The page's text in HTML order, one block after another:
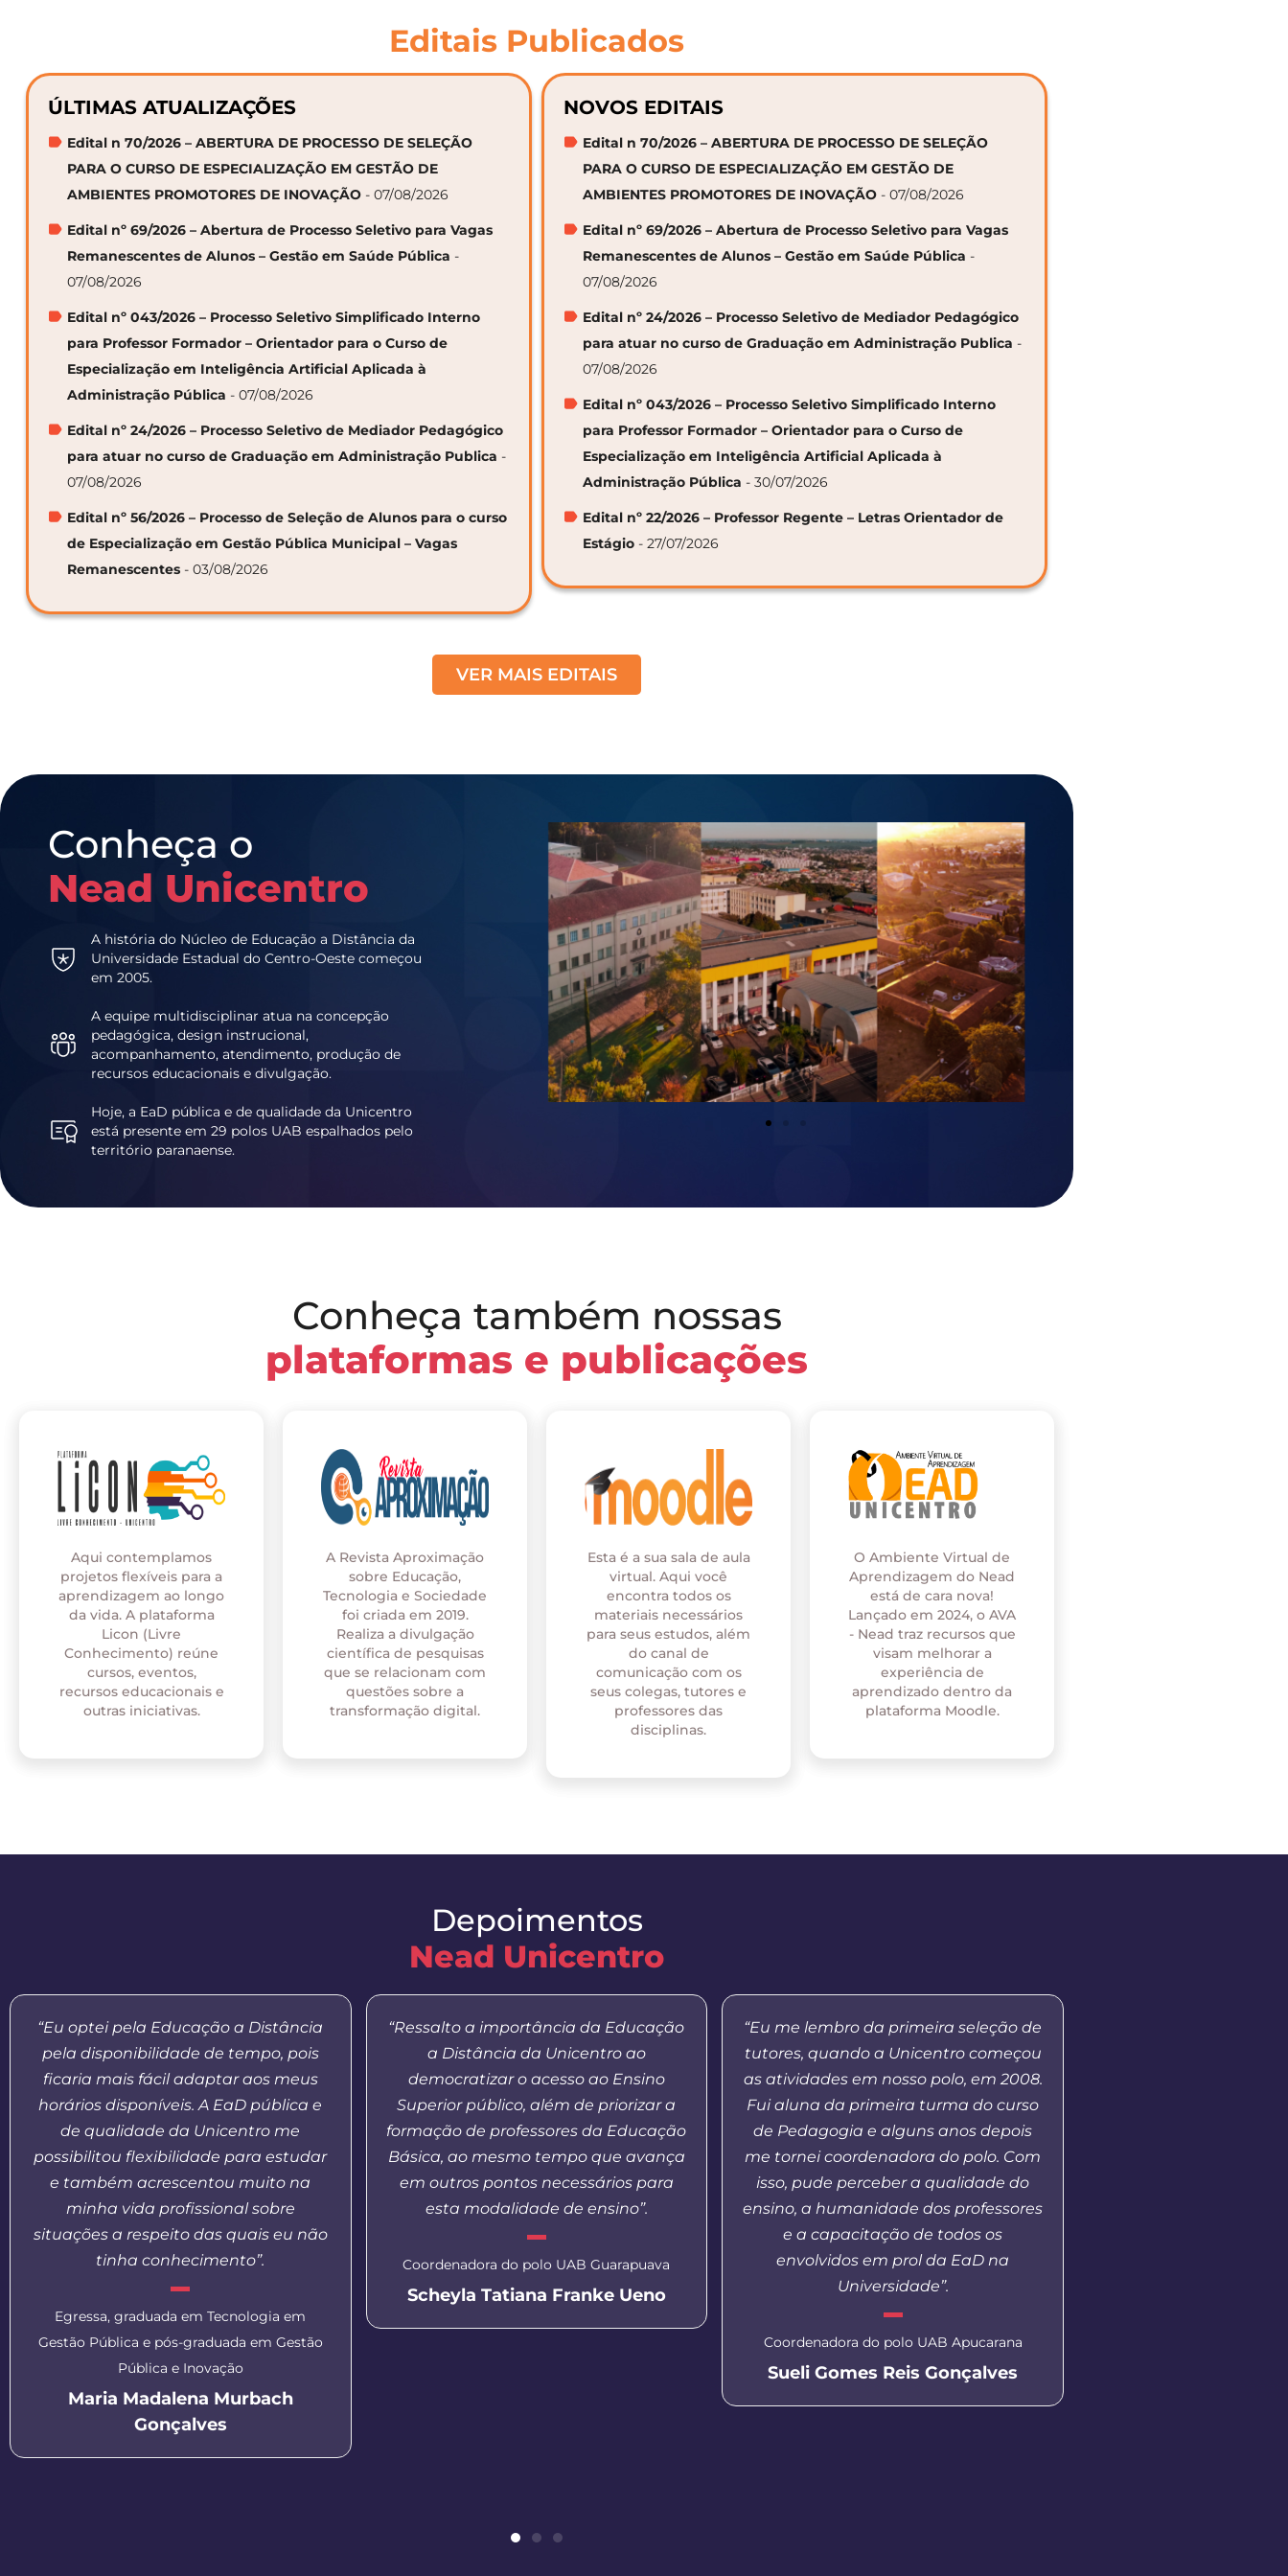
Editais Publicados
ÚLTIMAS ATUALIZAÇÕES
Edital n 70/2026 – ABERTURA DE PROCESSO DE SELEÇÃO
PARA O CURSO DE ESPECIALIZAÇÃO EM GESTÃO DE
AMBIENTES PROMOTORES DE INOVAÇÃO - 07/08/2026
Edital nº 69/2026 – Abertura de Processo Seletivo para Vagas
Remanescentes de Alunos – Gestão em Saúde Pública -
07/08/2026
Edital nº 043/2026 – Processo Seletivo Simplificado Interno
para Professor Formador – Orientador para o Curso de
Especialização em Inteligência Artificial Aplicada à
Administração Pública - 07/08/2026
Edital nº 24/2026 – Processo Seletivo de Mediador Pedagógico
para atuar no curso de Graduação em Administração Publica -
07/08/2026
Edital nº 56/2026 – Processo de Seleção de Alunos para o curso
de Especialização em Gestão Pública Municipal – Vagas
Remanescentes - 03/08/2026
NOVOS EDITAIS
Edital n 70/2026 – ABERTURA DE PROCESSO DE SELEÇÃO
PARA O CURSO DE ESPECIALIZAÇÃO EM GESTÃO DE
AMBIENTES PROMOTORES DE INOVAÇÃO - 07/08/2026
Edital nº 69/2026 – Abertura de Processo Seletivo para Vagas
Remanescentes de Alunos – Gestão em Saúde Pública -
07/08/2026
Edital nº 24/2026 – Processo Seletivo de Mediador Pedagógico
para atuar no curso de Graduação em Administração Publica -
07/08/2026
Edital nº 043/2026 – Processo Seletivo Simplificado Interno
para Professor Formador – Orientador para o Curso de
Especialização em Inteligência Artificial Aplicada à
Administração Pública - 30/07/2026
Edital nº 22/2026 – Professor Regente – Letras Orientador de
Estágio - 27/07/2026
VER MAIS EDITAIS
Conheça o
Nead Unicentro
A história do Núcleo de Educação a Distância da
Universidade Estadual do Centro-Oeste começou
em 2005.
A equipe multidisciplinar atua na concepção
pedagógica, design instrucional,
acompanhamento, atendimento, produção de
recursos educacionais e divulgação.
Hoje, a EaD pública e de qualidade da Unicentro
está presente em 29 polos UAB espalhados pelo
território paranaense.
Conheça também nossas
plataformas e publicações
Aqui contemplamos
projetos flexíveis para a
aprendizagem ao longo
da vida. A plataforma
Licon (Livre
Conhecimento) reúne
cursos, eventos,
recursos educacionais e
outras iniciativas.
A Revista Aproximação
sobre Educação,
Tecnologia e Sociedade
foi criada em 2019.
Realiza a divulgação
científica de pesquisas
que se relacionam com
questões sobre a
transformação digital.
Esta é a sua sala de aula
virtual. Aqui você
encontra todos os
materiais necessários
para seus estudos, além
do canal de
comunicação com os
seus colegas, tutores e
professores das
disciplinas.
O Ambiente Virtual de
Aprendizagem do Nead
está de cara nova!
Lançado em 2024, o AVA
- Nead traz recursos que
visam melhorar a
experiência de
aprendizado dentro da
plataforma Moodle.
Depoimentos
Nead Unicentro
“Eu optei pela Educação a Distância
pela disponibilidade de tempo, pois
ficaria mais fácil adaptar aos meus
horários disponíveis. A EaD pública e
de qualidade da Unicentro me
possibilitou flexibilidade para estudar
e também acrescentou muito na
minha vida profissional sobre
situações a respeito das quais eu não
tinha conhecimento”.
Egressa, graduada em Tecnologia em
Gestão Pública e pós-graduada em Gestão
Pública e Inovação
Maria Madalena Murbach
Gonçalves
“Ressalto a importância da Educação
a Distância da Unicentro ao
democratizar o acesso ao Ensino
Superior público, além de priorizar a
formação de professores da Educação
Básica, ao mesmo tempo que avança
em outros pontos necessários para
esta modalidade de ensino”.
Coordenadora do polo UAB Guarapuava
Scheyla Tatiana Franke Ueno
“Eu me lembro da primeira seleção de
tutores, quando a Unicentro começou
as atividades em nosso polo, em 2008.
Fui aluna da primeira turma do curso
de Pedagogia e alguns anos depois
me tornei coordenadora do polo. Com
isso, pude perceber a qualidade do
ensino, a humanidade dos professores
e a capacitação de todos os
envolvidos em prol da EaD na
Universidade”.
Coordenadora do polo UAB Apucarana
Sueli Gomes Reis Gonçalves